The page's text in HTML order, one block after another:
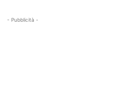
- Pubblicità -